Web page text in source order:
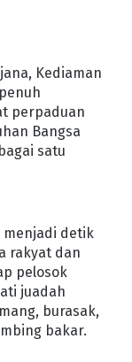
Kediaman
perpaduan
Bangsa
satu
menjadi detik
rakyat dan
pelosok
juadah
burasak,
bakar.